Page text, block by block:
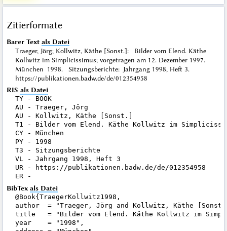
Zitierformate
Barer Text als Datei
Traeger, Jörg; Kollwitz, Käthe [Sonst.]: Bilder vom Elend. Käthe
Kollwitz im Simplicissimus; vorgetragen am 12. Dezember 1997.
München 1998. Sitzungsberichte: Jahrgang 1998, Heft 3.
https://publikationen.badw.de/de/012354958
RIS als Datei
TY - BOOK
AU - Traeger, Jörg
AU - Kollwitz, Käthe [Sonst.]
T1 - Bilder vom Elend. Käthe Kollwitz im
CY - München
PY - 1998
T3 - Sitzungsberichte
VL - Jahrgang 1998, Heft 3
UR - https://publikationen.badw.de/de/012354958
BibTex als Datei
@Book{TraegerKollwitz1998,
author  = "Traeger, Jörg and Kollwitz, Käthe
title   = "Bilder vom Elend. Käthe Kollwitz im
year    = "1998",